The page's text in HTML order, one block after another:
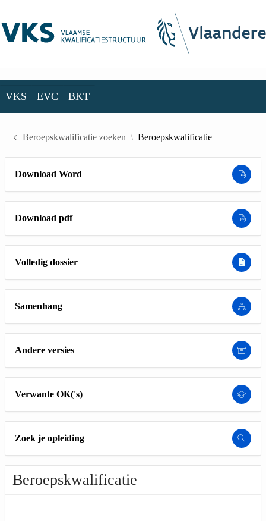
VKS EVC BKT
Beroepskwalificatie zoeken Beroepskwalificatie
Download Word
Download pdf
Volledig dossier
Samenhang
Andere versies
Verwante OK('s)
Zoek je opleiding
Beroepskwalificatie